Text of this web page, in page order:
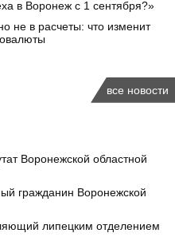
в Воронеж с 1 сентября?»
не в расчеты: что изменит
все новости
Воронежской областной
гражданин Воронежской
липецким отделением